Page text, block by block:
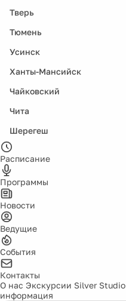
Тверь
Тюмень
Усинск
Ханты-Мансийск
Чайковский
Чита
Шерегеш
Расписание
Программы
Новости
Ведущие
События
Контакты
О нас Экскурсии Silver Studio
информация